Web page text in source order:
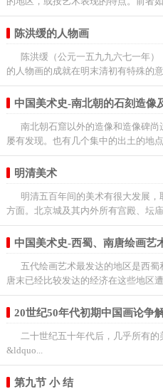
陈洪缓的人物画
陈洪缓（公元一五九九六七一年
的人物画的成就在明末清初有特殊的意
中国美术史-南北朝的石刻造像
南北朝石窟以外的造像和造像碑
屡有发现。也有几个集中的出土的地点
明清美术
明清五百年间的美术有很大发展
方面。北京城及其内外所有宫殿、坛庙
中国美术史-西蜀、南唐绘画艺
五代绘画艺术最发达的地区是西蜀
唐末已经比较发达的经济在这些地区遭
20世纪50年代初期中国画论争
二十世纪五十年代后，几乎所有的
&ldquo...
第九节 小 结